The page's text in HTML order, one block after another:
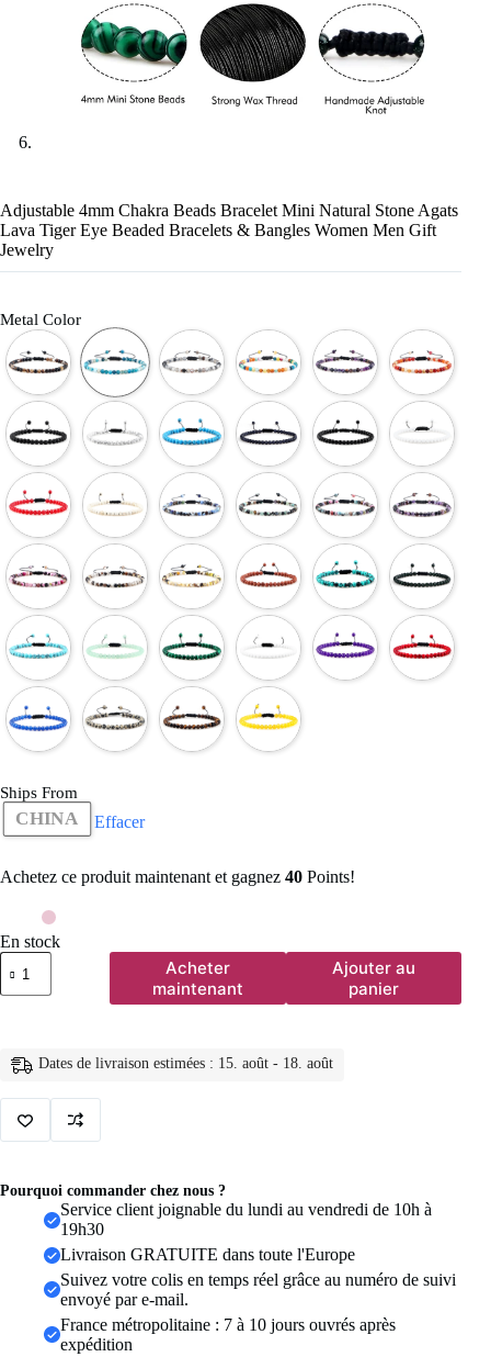
Adjustable 4mm Chakra Beads Bracelet Mini Natural Stone Agats
Lava Tiger Eye Beaded Bracelets & Bangles Women Men Gift
Jewelry
Metal Color
Ships From
CHINA Effacer
Achetez ce produit maintenant et gagnez 40 Points!
En stock
quantité
de
Adjustable
Beads
Bracelet
Stone
Agats
Tiger
Beaded
Bangles
Women
Acheter
maintenant
Ajouter au
panier
Dates de livraison estimées : 15. août - 18. août
Pourquoi commander chez nous ?
Service client joignable du lundi au vendredi de 10h à
19h30
Livraison GRATUITE dans toute l'Europe
Suivez votre colis en temps réel grâce au numéro de suivi
envoyé par e-mail.
France métropolitaine : 7 à 10 jours ouvrés après
expédition